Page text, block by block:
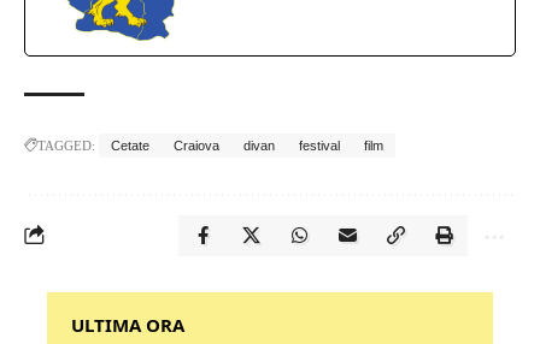
TAGGED: Cetate Craiova divan festival film
‎‎‎‎‎‎‎ULTIMA ORA